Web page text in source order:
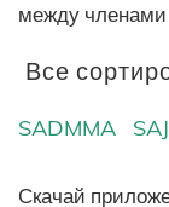
между членами
Все
SADMMA
Скачай